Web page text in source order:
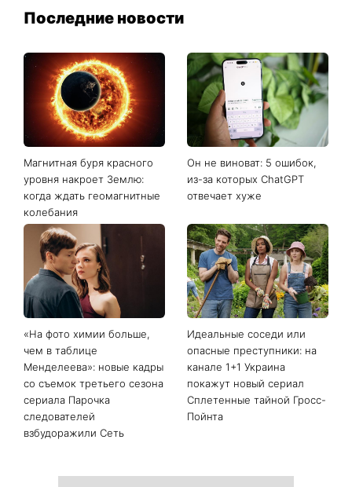
Последние новости
Магнитная буря красного
уровня накроет Землю:
когда ждать геомагнитные
колебания
Он не виноват: 5 ошибок,
из-за которых ChatGPT
отвечает хуже
«На фото химии больше,
чем в таблице
Менделеева»: новые кадры
со съемок третьего сезона
сериала Парочка
следователей
взбудоражили Сеть
Идеальные соседи или
опасные преступники: на
канале 1+1 Украина
покажут новый сериал
Сплетенные тайной Гросс-
Пойнта